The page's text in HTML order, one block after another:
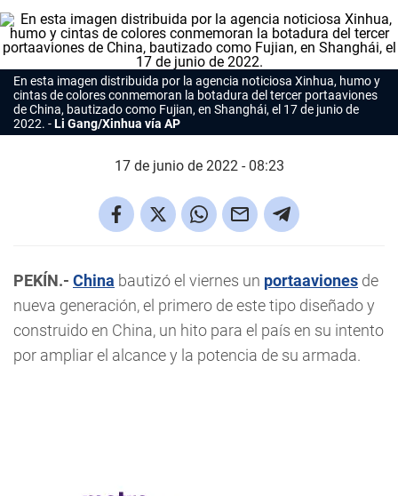
En esta imagen distribuida por la agencia noticiosa Xinhua, humo y
cintas de colores conmemoran la botadura del tercer portaaviones
de China, bautizado como Fujian, en Shanghái, el 17 de junio de
2022.
Li Gang/Xinhua vía AP
17 de junio de 2022 - 08:23
PEKÍN.- China bautizó el viernes un portaaviones de
nueva generación, el primero de este tipo diseñado y
construido en China, un hito para el país en su intento
por ampliar el alcance y la potencia de su armada.